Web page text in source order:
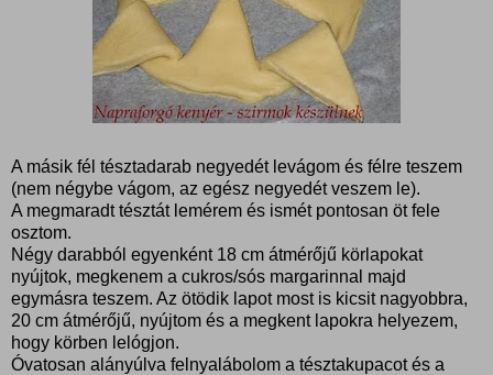
A másik fél tésztadarab negyedét levágom és félre teszem
(nem négybe vágom, az egész negyedét veszem le).
A megmaradt tésztát lemérem és ismét pontosan öt fele
osztom.
Négy darabból egyenként 18 cm átmérőjű körlapokat
nyújtok, megkenem a cukros/sós margarinnal majd
egymásra teszem. Az ötödik lapot most is kicsit nagyobbra,
20 cm átmérőjű, nyújtom és a megkent lapokra helyezem,
hogy körben lelógjon.
Óvatosan alányúlva felnyalábolom a tésztakupacot és a